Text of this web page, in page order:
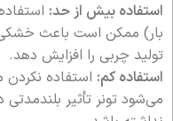
استفاده بیش از حد:
بار) ممکن است باعث
تولید چربی را افزایش دهد.
استفاده کم: استفاده
می‌شود تونر تأثیر